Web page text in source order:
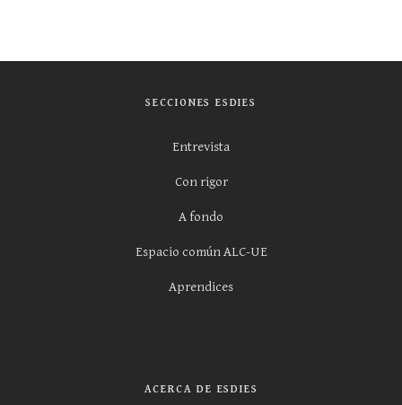
SECCIONES ESDIES
Entrevista
Con rigor
A fondo
Espacio común ALC-UE
Aprendices
ACERCA DE ESDIES